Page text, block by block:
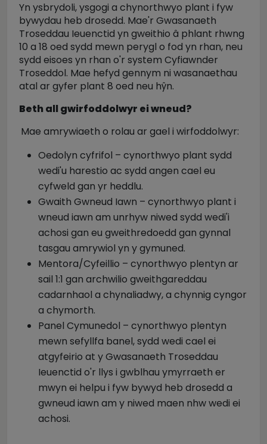
Yn ysbrydoli, ysgogi a chynorthwyo plant i fyw
bywydau heb drosedd. Mae'r Gwasanaeth
Troseddau Ieuenctid yn gweithio â phlant rhwng
10 a 18 oed sydd mewn perygl o fod yn rhan, neu
sydd eisoes yn rhan o'r system Cyfiawnder
Troseddol. Mae hefyd gennym ni wasanaethau
atal ar gyfer plant 8 oed neu hŷn.
Beth all gwirfoddolwyr ei wneud?
Mae amrywiaeth o rolau ar gael i wirfoddolwyr:
Oedolyn cyfrifol – cynorthwyo plant sydd
wedi'u harestio ac sydd angen cael eu
cyfweld gan yr heddlu.
Gwaith Gwneud Iawn – cynorthwyo plant i
wneud iawn am unrhyw niwed sydd wedi'i
achosi gan eu gweithredoedd gan gynnal
tasgau amrywiol yn y gymuned.
Mentora/Cyfeillio – cynorthwyo plentyn ar
sail 1:1 gan archwilio gweithgareddau
cadarnhaol a chynaliadwy, a chynnig cyngor
a chymorth.
Panel Cymunedol – cynorthwyo plentyn
mewn sefyllfa banel, sydd wedi cael ei
atgyfeirio at y Gwasanaeth Troseddau
Ieuenctid o'r llys i gwblhau ymyrraeth er
mwyn ei helpu i fyw bywyd heb drosedd a
gwneud iawn am y niwed maen nhw wedi ei
achosi.